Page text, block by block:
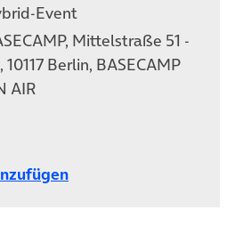
Event
Mittelstraße 51 -
10117 Berlin, BASECAMP
AIR